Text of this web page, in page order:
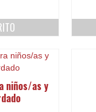
niños/as y